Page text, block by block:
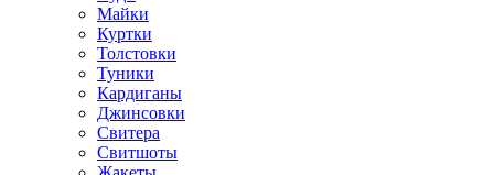
Майки
Куртки
Толстовки
Туники
Кардиганы
Джинсовки
Свитера
Свитшоты